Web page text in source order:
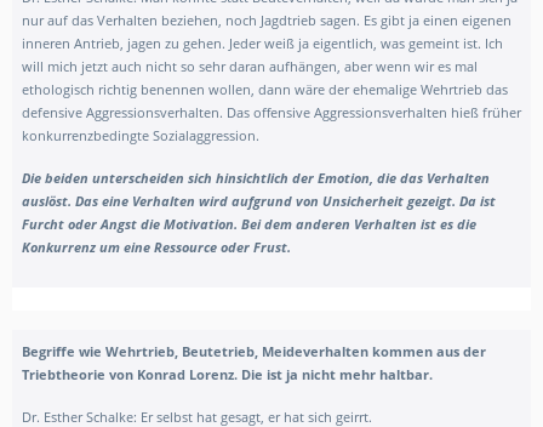
nur auf das Verhalten beziehen, noch Jagdtrieb sagen. Es gibt ja einen eigenen
inneren Antrieb, jagen zu gehen. Jeder weiß ja eigentlich, was gemeint ist. Ich
will mich jetzt auch nicht so sehr daran aufhängen, aber wenn wir es mal
ethologisch richtig benennen wollen, dann wäre der ehemalige Wehrtrieb das
defensive Aggressionsverhalten. Das offensive Aggressionsverhalten hieß früher
konkurrenzbedingte Sozialaggression.
Die beiden unterscheiden sich hinsichtlich der Emotion, die das Verhalten
auslöst. Das eine Verhalten wird aufgrund von Unsicherheit gezeigt. Da ist
Furcht oder Angst die Motivation. Bei dem anderen Verhalten ist es die
Konkurrenz um eine Ressource oder Frust.
Begriffe wie Wehrtrieb, Beutetrieb, Meideverhalten kommen aus der
Triebtheorie von Konrad Lorenz. Die ist ja nicht mehr haltbar.
Dr. Esther Schalke: Er selbst hat gesagt, er hat sich geirrt.